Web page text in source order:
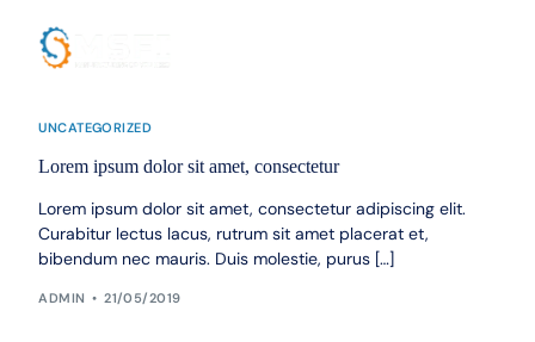
UNCATEGORIZED
Lorem ipsum dolor sit amet, consectetur
Lorem ipsum dolor sit amet, consectetur adipiscing elit.
Curabitur lectus lacus, rutrum sit amet placerat et,
bibendum nec mauris. Duis molestie, purus […]
ADMIN 21/05/2019